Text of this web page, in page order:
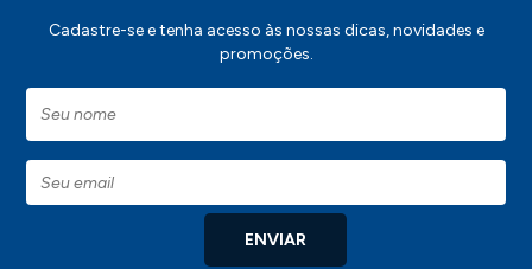
IMPORTANTE:
Consulte a aba personalização para saber detalhes
de como aplicar sua marca neste produto.
Cadastre-se e tenha acesso às nossas dicas, novidades e
promoções.
ENVIAR